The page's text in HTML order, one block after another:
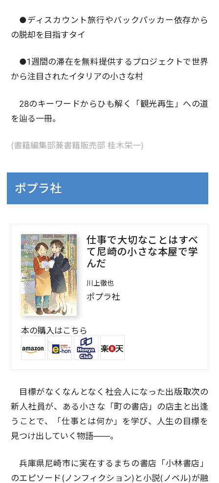
●ディスカウント旅行やバックパッカー依存から
の脱却を目指すタイ
●1週間の滞在を無料提供するプロジェクトで世界
から注目されたイタリアの小さな村
28のキーワードからひも解く「観光再生」への道
を辿る一冊。
(書籍編集部兼書籍販売部 桂木栄一)
ポプラ社
仕事で大切なことはすべ
て尼崎の小さな本屋で学
んだ
川上徹也
ポプラ社
本の購入はこちら
目標がなくなんとなく社会人になった出版取次の
新人社員が、ある小さな「町の書店」の店主と出逢
うことで、「仕事とは何か」を学び、人生の目標を
見つけ出していく物語――。
兵庫県尼崎市に実在するまちの書店「小林書店」
のエピソード(ノンフィクション)と小説(ノベル)が融